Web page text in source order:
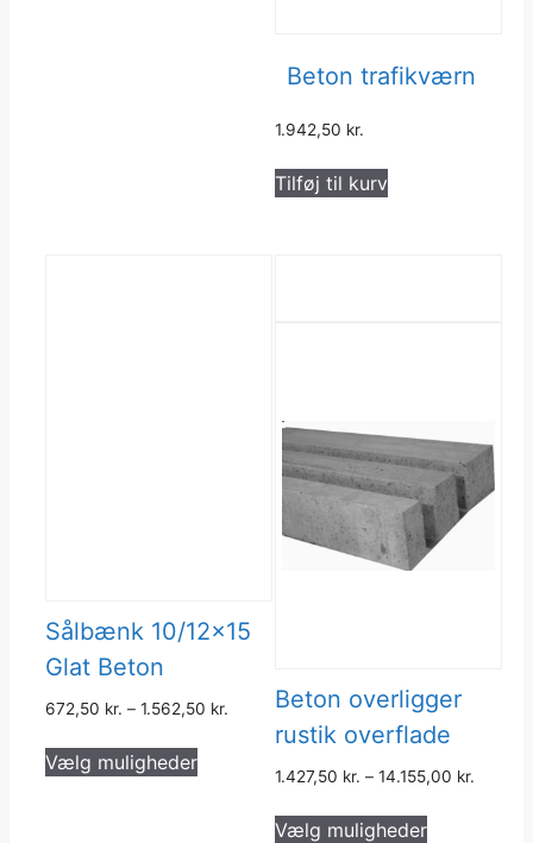
Beton trafikværn
1.942,50 kr.
Tilføj til kurv
Sålbænk 10/12×15
Glat Beton
672,50 kr. – 1.562,50 kr.
Vælg muligheder
Beton overligger
rustik overflade
1.427,50 kr. –14.155,00 kr.
Vælg muligheder